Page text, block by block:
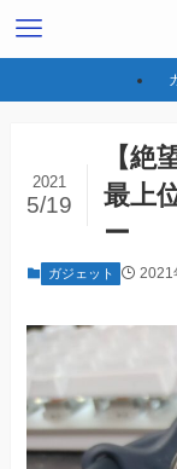
【絶
最上
ー
2021
5/19
ガジェット 2021